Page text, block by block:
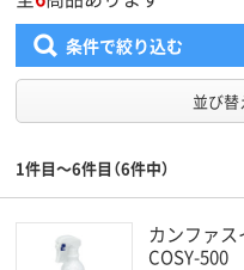
条件で絞り込む
並び替
1件目～6件目（6件中）
カンファ
COSY-